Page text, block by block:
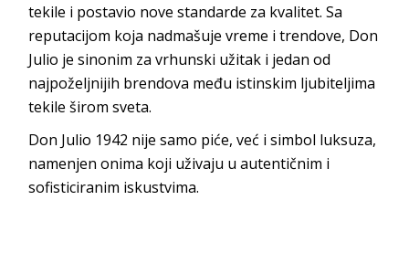
tekile i postavio nove standarde za kvalitet. Sa
reputacijom koja nadmašuje vreme i trendove, Don
Julio je sinonim za vrhunski užitak i jedan od
najpoželjnijih brendova među istinskim ljubiteljima
tekile širom sveta.
Don Julio 1942 nije samo piće, već i simbol luksuza,
namenjen onima koji uživaju u autentičnim i
sofisticiranim iskustvima.